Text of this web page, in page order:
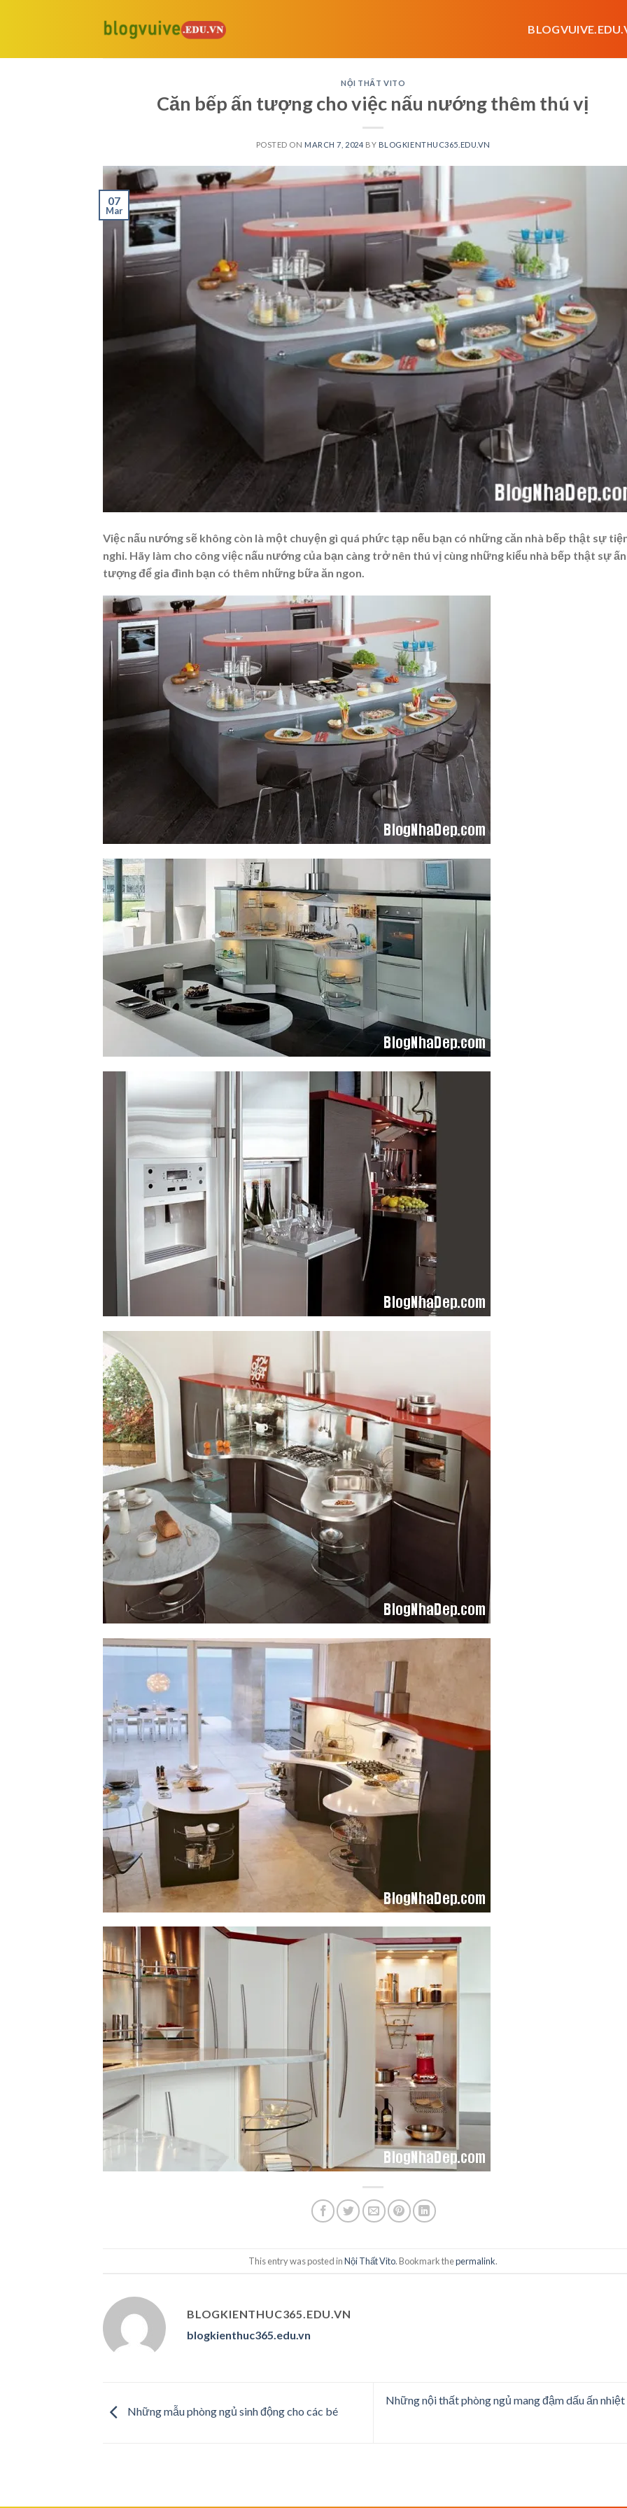
NỘI THẤT VITO
Căn bếp ấn tượng cho việc nấu nướng thêm thú vị
POSTED ON MARCH 7, 2024 BY BLOGKIENTHUC365.EDU.VN
07
Mar
Việc nấu nướng sẽ không còn là một chuyện gì quá phức tạp nếu bạn có những căn nhà bếp thật sự
nghi. Hãy làm cho công việc nấu nướng của bạn càng trở nên thú vị cùng những kiểu nhà bếp thật sự ấn
tượng để gia đình bạn có thêm những bữa ăn ngon.
This entry was posted inNội Thất Vito. Bookmark thepermalink.
BLOGKIENTHUC365.EDU.VN
blogkienthuc365.edu.vn
Những mẫu phòng ngủ sinh động cho các bé
Những nội thất phòng ngủ mang đậm dấu ấn